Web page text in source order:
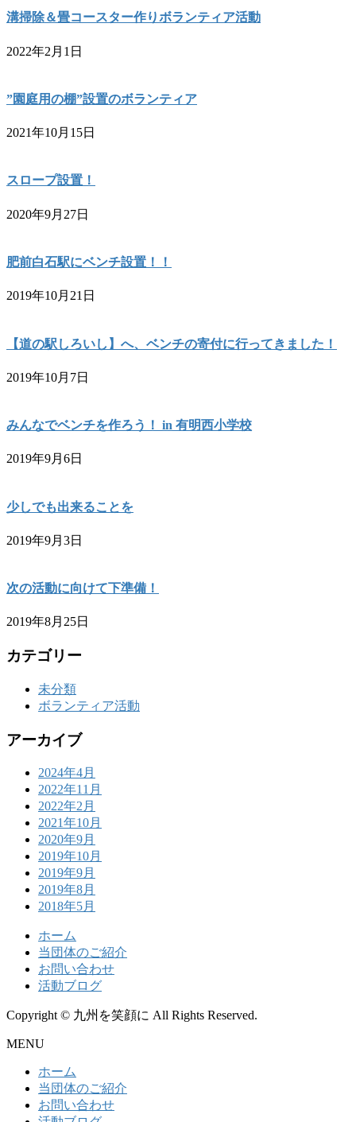
溝掃除＆畳コースター作りボランティア活動
2022年2月1日
”園庭用の棚”設置のボランティア
2021年10月15日
スロープ設置！
2020年9月27日
肥前白石駅にベンチ設置！！
2019年10月21日
【道の駅しろいし】へ、ベンチの寄付に行ってきました！
2019年10月7日
みんなでベンチを作ろう！ in 有明西小学校
2019年9月6日
少しでも出来ることを
2019年9月3日
次の活動に向けて下準備！
2019年8月25日
カテゴリー
未分類
ボランティア活動
アーカイブ
2024年4月
2022年11月
2022年2月
2021年10月
2020年9月
2019年10月
2019年9月
2019年8月
2018年5月
ホーム
当団体のご紹介
お問い合わせ
活動ブログ
Copyright © 九州を笑顔に All Rights Reserved.
MENU
ホーム
当団体のご紹介
お問い合わせ